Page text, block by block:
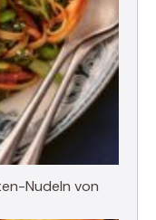
Nudeln von